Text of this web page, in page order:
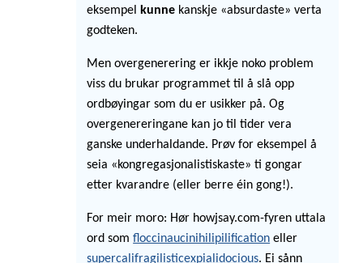
eksempel
kunne kanskje «absurdaste» verta
godteken.
Men overgenerering er ikkje noko problem
viss du brukar programmet til å slå opp
ordbøyingar som du er usikker på. Og
overgenereringane kan jo til tider vera
ganske underhaldande. Prøv for eksempel å
seia «kongregasjonalistiskaste» ti gongar
etter kvarandre (eller berre éin gong!).
For meir moro: Hør howjsay.com-fyren uttala
ord somfloccinaucinihilipilification eller
supercalifragilisticexpialidocious. Ei sånn